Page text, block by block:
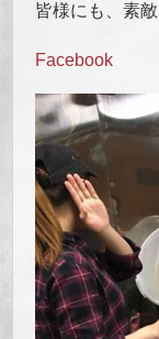
皆様にも、素
Facebook